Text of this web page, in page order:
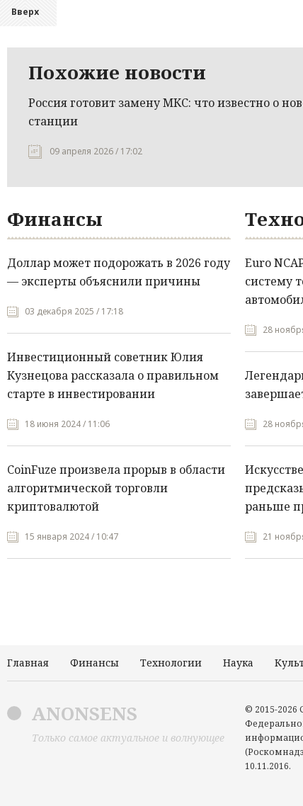
Вверх
Похожие новости
Россия готовит замену МКС: что известно о
станции
09 апреля 2026 / 17:02
Финансы
Доллар может подорожать в 2026 году
— эксперты объяснили причины
03 декабря 2025 / 17:18
Инвестиционный советник Юлия
Кузнецова рассказала о правильном
старте в инвестировании
18 июня 2024 / 11:06
CoinFuze произвела прорыв в области
алгоритмической торговли
криптовалютой
15 января 2024 / 10:47
Euro
систему
28
28
раньше
21
Главная Финансы Технологии Наука
ANONSENS
Только самое актуальное и волнующее
© 2015-2026
10.11.2016.